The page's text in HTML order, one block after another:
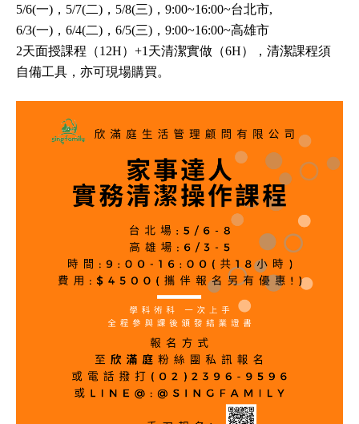
5/6(一)，5/7(二)，5/8(三)，9:00~16:00~台北市,
6/3(一)，6/4(二)，6/5(三)，9:00~16:00~高雄市
2天面授課程（12H）+1天清潔實做（6H），清潔課程須
自備工具，亦可現場購買。